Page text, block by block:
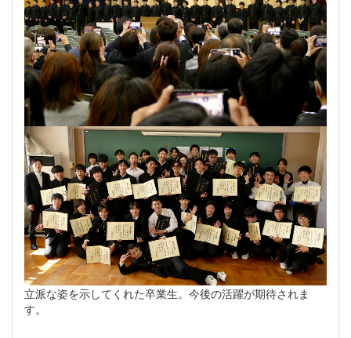
立派な姿を示してくれた卒業生。今後の活躍が期待されま
す。